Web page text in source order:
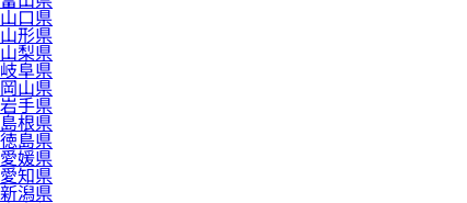
山口県
山形県
山梨県
岐阜県
岡山県
岩手県
島根県
徳島県
愛媛県
愛知県
新潟県